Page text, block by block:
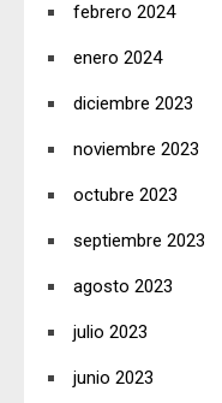
febrero 2024
enero 2024
diciembre 2023
noviembre 2023
octubre 2023
septiembre 2023
agosto 2023
julio 2023
junio 2023